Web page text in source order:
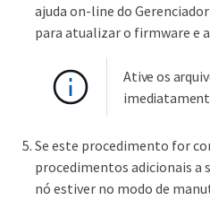
ajuda on-line do
para atualizar o firmware e a
Ative os
Se este procedimento for
procedimentos adicionais a
nó estiver no modo de